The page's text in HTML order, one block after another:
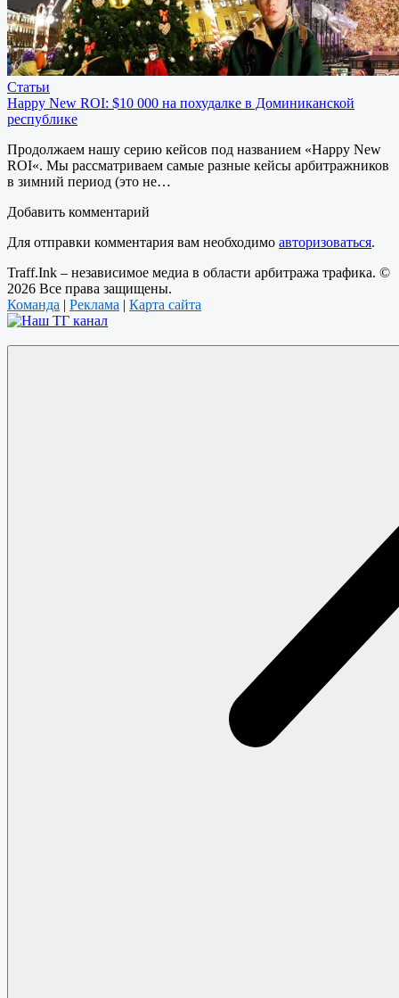
Статьи
Happy New ROI: $10 000 на похудалке в Доминиканской
республике
Продолжаем нашу серию кейсов под названием «Happy New
ROI«. Мы рассматриваем самые разные кейсы арбитражников
в зимний период (это не…
Добавить комментарий
Для отправки комментария вам необходимо авторизоваться.
Traff.Ink – независимое медиа в области арбитража трафика. ©
2026 Все права защищены.
Команда | Реклама | Карта сайта